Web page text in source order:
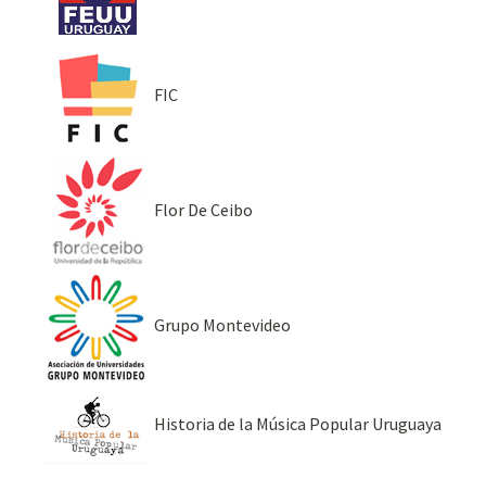
FIC
Flor De Ceibo
Grupo Montevideo
Historia de la Música Popular Uruguaya